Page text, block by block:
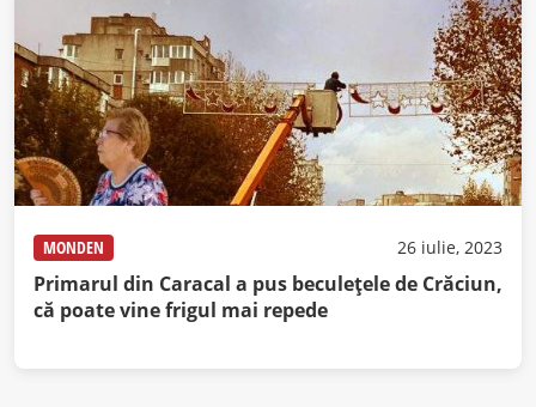
MONDEN 26 iulie, 2023
Primarul din Caracal a pus beculeţele de Crăciun,
că poate vine frigul mai repede